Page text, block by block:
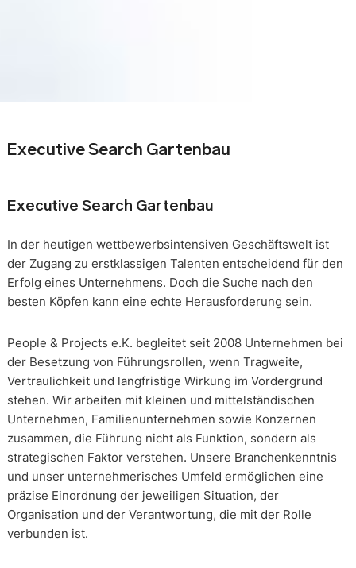
Executive Search Gartenbau
Executive Search Gartenbau
In der heutigen wettbewerbsintensiven Geschäftswelt ist
der Zugang zu erstklassigen Talenten entscheidend für den
Erfolg eines Unternehmens. Doch die Suche nach den
besten Köpfen kann eine echte Herausforderung sein.
People & Projects e.K. begleitet seit 2008 Unternehmen bei
der Besetzung von Führungsrollen, wenn Tragweite,
Vertraulichkeit und langfristige Wirkung im Vordergrund
stehen. Wir arbeiten mit kleinen und mittelständischen
Unternehmen, Familienunternehmen sowie Konzernen
zusammen, die Führung nicht als Funktion, sondern als
strategischen Faktor verstehen. Unsere Branchenkenntnis
und unser unternehmerisches Umfeld ermöglichen eine
präzise Einordnung der jeweiligen Situation, der
Organisation und der Verantwortung, die mit der Rolle
verbunden ist.